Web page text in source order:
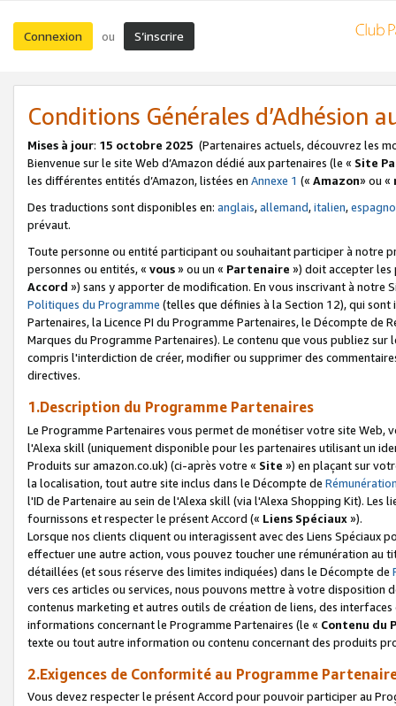
Connexion ou S’inscrire
Conditions Générales d’Adhésion
Mises à jour: 15 octobre 2025 (Partenaires actuels, découvrez les
Bienvenue sur le site Web d’Amazon dédié aux partenaires (le « Site
les différentes entités d’Amazon, listées en Annexe 1 (« Amazon» ou «
Des traductions sont disponibles en: anglais,allemand,italien,
prévaut.
Toute personne ou entité participant ou souhaitant participer à notre
personnes ou entités, « vous» ou un « Partenaire ») doit accepter les
Accord ») sans y apporter de modification. En vous inscrivant à notre
Politiques du Programme (telles que définies à la Section 12), qui
Partenaires, la Licence PI du Programme Partenaires, le Décompte de
Marques du Programme Partenaires). Le contenu que vous publiez
compris l'interdiction de créer, modifier ou supprimer des
directives.
1.Description du Programme Partenaires
Le Programme Partenaires vous permet de monétiser votre site Web,
l'Alexa skill (uniquement disponible pour les partenaires utilisant un
Produits sur amazon.co.uk) (ci-après votre « Site ») en plaçant sur
la localisation, tout autre site inclus dans le Décompte de
l'ID de Partenaire au sein de l'Alexa skill (via l'Alexa Shopping Kit).
fournissons et respecter le présent Accord (« Liens Spéciaux»).
Lorsque nos clients cliquent ou interagissent avec des Liens Spéciaux
effectuer une autre action, vous pouvez toucher une rémunération
détaillées (et sous réserve des limites indiquées) dans le Décompte de
vers ces articles ou services, nous pouvons mettre à votre disposition
contenus marketing et autres outils de création de liens, des
informations concernant le Programme Partenaires (le « Contenu du
texte ou tout autre information ou contenu concernant des produits
2.Exigences de Conformité au Programme
Vous devez respecter le présent Accord pour pouvoir participer au